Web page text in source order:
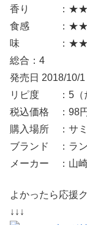
香り ：
食感 ：
味 ：
総合：4
発売日 2018/10/1
リピ度 ：5（た
税込価格 ：98円
購入場所 ：サミ
ブランド ：ラ
メーカー ：山
よかったら応援
↓↓↓